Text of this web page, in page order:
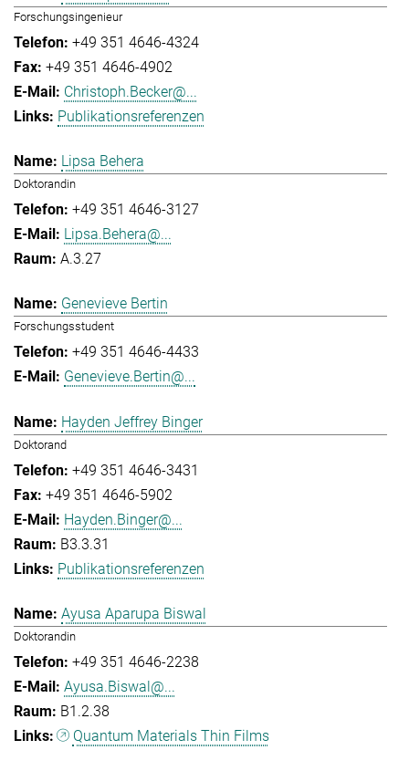
Forschungsingenieur
+49 351 4646-4324
+49 351 4646-4902
Christoph.Becker@...
Publikationsreferenzen
Lipsa Behera
Doktorandin
+49 351 4646-3127
Lipsa.Behera@...
A.3.27
Genevieve Bertin
Forschungsstudent
+49 351 4646-4433
Genevieve.Bertin@...
Hayden Jeffrey Binger
Doktorand
+49 351 4646-3431
+49 351 4646-5902
Hayden.Binger@...
B3.3.31
Publikationsreferenzen
Ayusa Aparupa Biswal
Doktorandin
+49 351 4646-2238
Ayusa.Biswal@...
B1.2.38
Quantum Materials Thin Films